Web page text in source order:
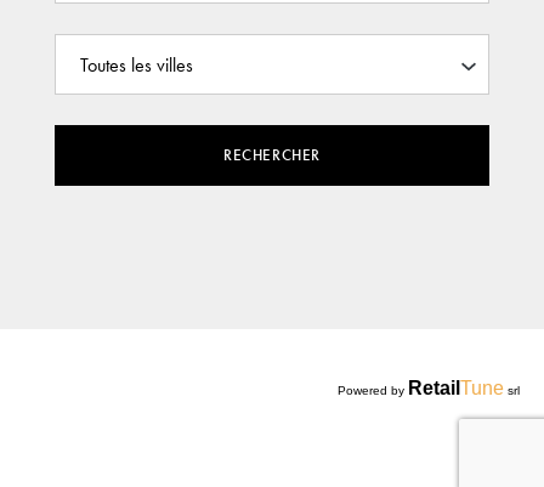
RECHERCHER
Powered by Retail Tune srl